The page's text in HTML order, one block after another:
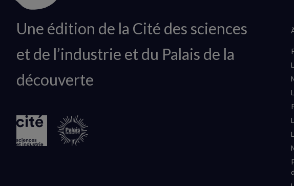
Animation
logo
Une édition de la Cité des sciences
et de l’industrie et du Palais de la
découverte